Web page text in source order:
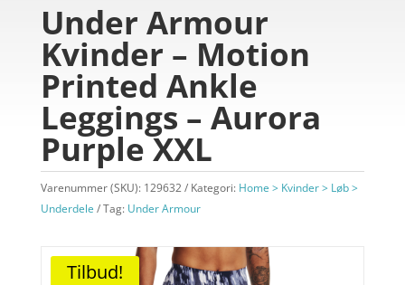
Under Armour
Kvinder – Motion
Printed Ankle
Leggings – Aurora
Purple XXL
Varenummer (SKU): 129632 Kategori: Home > Kvinder > Løb >
Underdele
Tag: Under Armour
Tilbud!